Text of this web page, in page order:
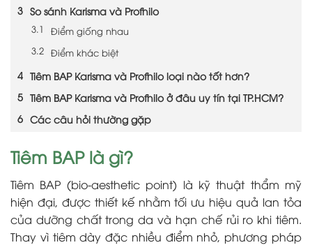
So sánh Karisma và Profhilo
Điểm giống nhau
Điểm khác biệt
Tiêm BAP Karisma và Profhilo loại nào tốt hơn?
Tiêm BAP Karisma và Profhilo ở đâu uy tín tại TP.HCM?
Các câu hỏi thường gặp
Tiêm BAP là gì?
Tiêm BAP (bio-aesthetic point) là kỹ thuật thẩm mỹ
hiện đại, được thiết kế nhằm tối ưu hiệu quả lan tỏa
của dưỡng chất trong da và hạn chế rủi ro khi tiêm.
Thay vì tiêm dày đặc nhiều điểm nhỏ, phương pháp